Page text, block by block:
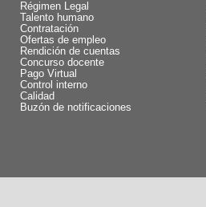
Régimen Legal
Talento humano
Contratación
Ofertas de empleo
Rendición de cuentas
Concurso docente
Pago Virtual
Control interno
Calidad
Buzón de notificaciones